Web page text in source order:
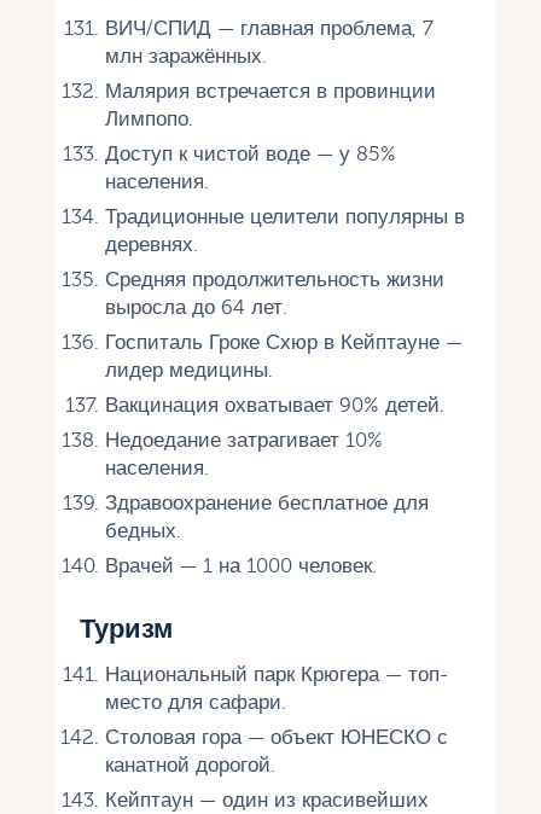
ВИЧ/СПИД — главная проблема, 7
млн заражённых.
Малярия встречается в провинции
Лимпопо.
Доступ к чистой воде — у 85%
населения.
Традиционные целители популярны в
деревнях.
Средняя продолжительность жизни
выросла до 64 лет.
Госпиталь Гроке Схюр в Кейптауне —
лидер медицины.
Вакцинация охватывает 90% детей.
Недоедание затрагивает 10%
населения.
Здравоохранение бесплатное для
бедных.
Врачей — 1 на 1000 человек.
Туризм
Национальный парк Крюгера — топ-
место для сафари.
Столовая гора — объект ЮНЕСКО с
канатной дорогой.
Кейптаун — один из красивейших